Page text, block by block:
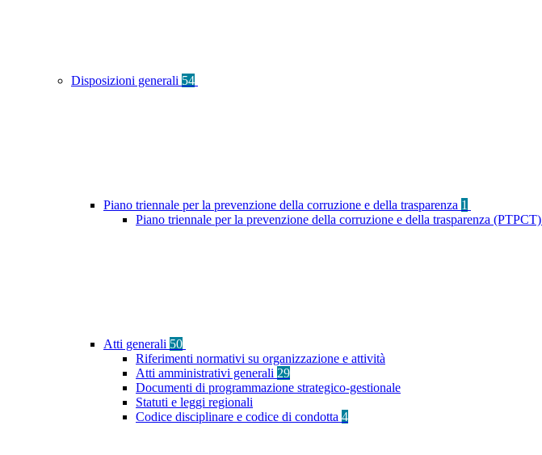
Disposizioni generali 54
Piano triennale per la prevenzione della corruzione e della trasparenza 1
Piano triennale per la prevenzione della corruzione e della trasparenza (PTPCT)
Atti generali 50
Riferimenti normativi su organizzazione e attività
Atti amministrativi generali 29
Documenti di programmazione strategico-gestionale
Statuti e leggi regionali
Codice disciplinare e codice di condotta 4